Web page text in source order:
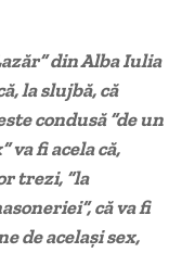
din Alba Iulia
la slujbă, că
condusă ”de un
va fi acela că,
trezi, ”la
că va fi
de acelaşi sex,